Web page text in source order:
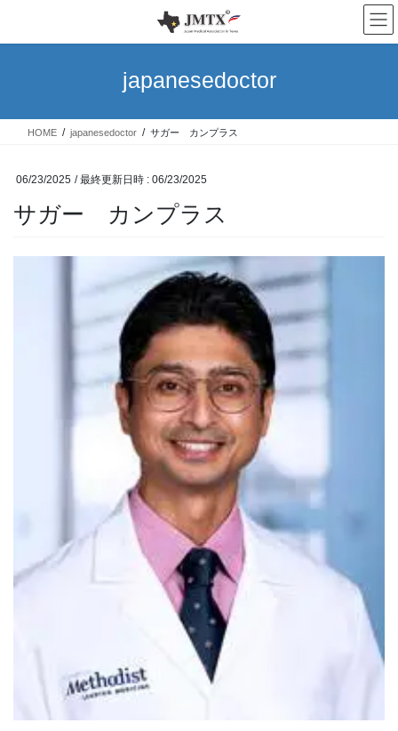
テ
ス
ゲ
ン
japanesedoctor
HOME japanesedoctor サガー カンプラス
06/23/2025 / 最終更新日時 : 06/23/2025
サガー カンプラス